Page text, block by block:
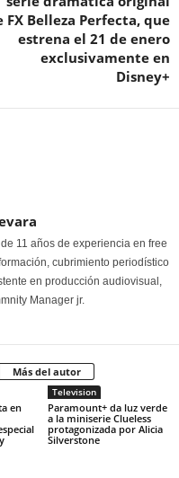
FX Belleza Perfecta, que
estrena el 21 de enero
exclusivamente en
Disney+
11 años de experiencia en free
cubrimiento periodístico
en producción audiovisual,
Manager jr.
Más del autor
en
Television
Paramount+ da luz verde
a la miniserie Clueless
protagonizada por Alicia
Silverstone